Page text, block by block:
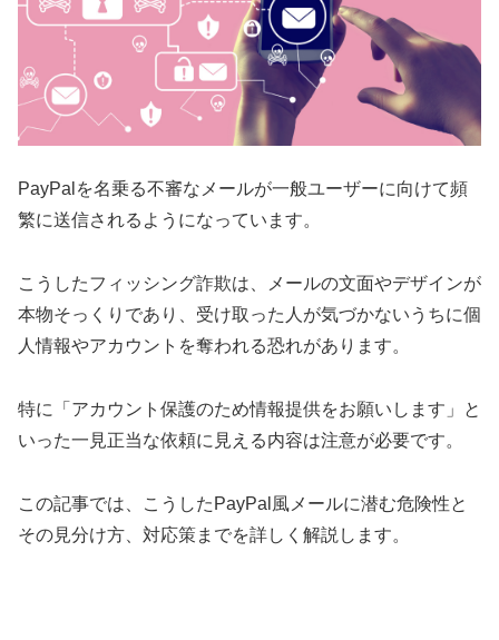
PayPalを名乗る不審なメールが一般ユーザーに向けて頻
繁に送信されるようになっています。
こうしたフィッシング詐欺は、メールの文面やデザインが
本物そっくりであり、受け取った人が気づかないうちに個
人情報やアカウントを奪われる恐れがあります。
特に「アカウント保護のため情報提供をお願いします」と
いった一見正当な依頼に見える内容は注意が必要です。
この記事では、こうしたPayPal風メールに潜む危険性と
その見分け方、対応策までを詳しく解説します。